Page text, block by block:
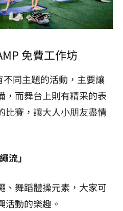
免費工作坊
同主題的活動，主要讓
，而舞台上則有精采的表
比賽，讓大人小朋友盡情
流」
、舞蹈體操元素，大家可
活動的樂趣。